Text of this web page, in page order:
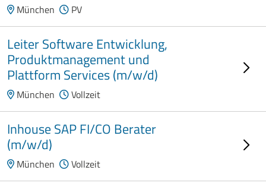
München PV
Leiter Software Entwicklung,
Produktmanagement und
Plattform Services (m/w/d)
München Vollzeit
Inhouse SAP FI/CO Berater
(m/w/d)
München Vollzeit